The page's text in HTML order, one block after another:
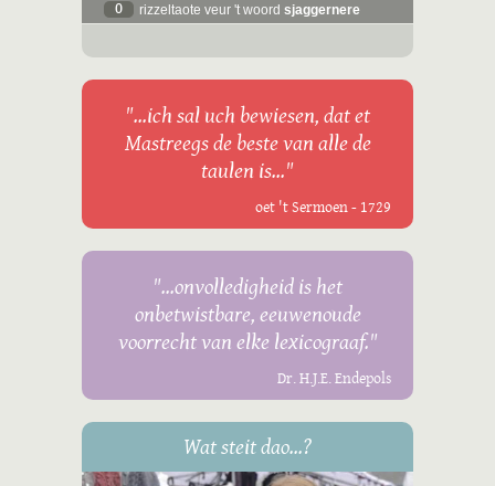
0 rizzeltaote veur 't woord sjaggernere
"...ich sal uch bewiesen, dat et
Mastreegs de beste van alle de
taulen is..."
oet 't Sermoen - 1729
"...onvolledigheid is het
onbetwistbare, eeuwenoude
voorrecht van elke lexicograaf."
Dr. H.J.E. Endepols
Wat steit dao...?